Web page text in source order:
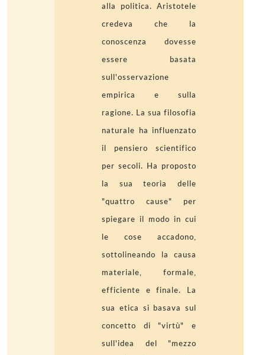
alla politica. Aristotele
credeva che la
conoscenza dovesse
essere basata
sull'osservazione
empirica e sulla
ragione. La sua filosofia
naturale ha influenzato
il pensiero scientifico
per secoli. Ha proposto
la sua teoria delle
"quattro cause" per
spiegare il modo in cui
le cose accadono,
sottolineando la causa
materiale, formale,
efficiente e finale. La
sua etica si basava sul
concetto di "virtù" e
sull'idea del "mezzo